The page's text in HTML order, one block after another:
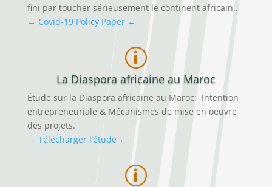
fini par toucher sérieusement le continent africain..
→ Covid-19 Policy Paper ←
p
La Diaspora africaine au Maroc
Étude sur la Diaspora africaine au Maroc: Intention
entrepreneuriale & Mécanismes de mise en oeuvre
des projets.
→ Télécharger l’étude ←
p